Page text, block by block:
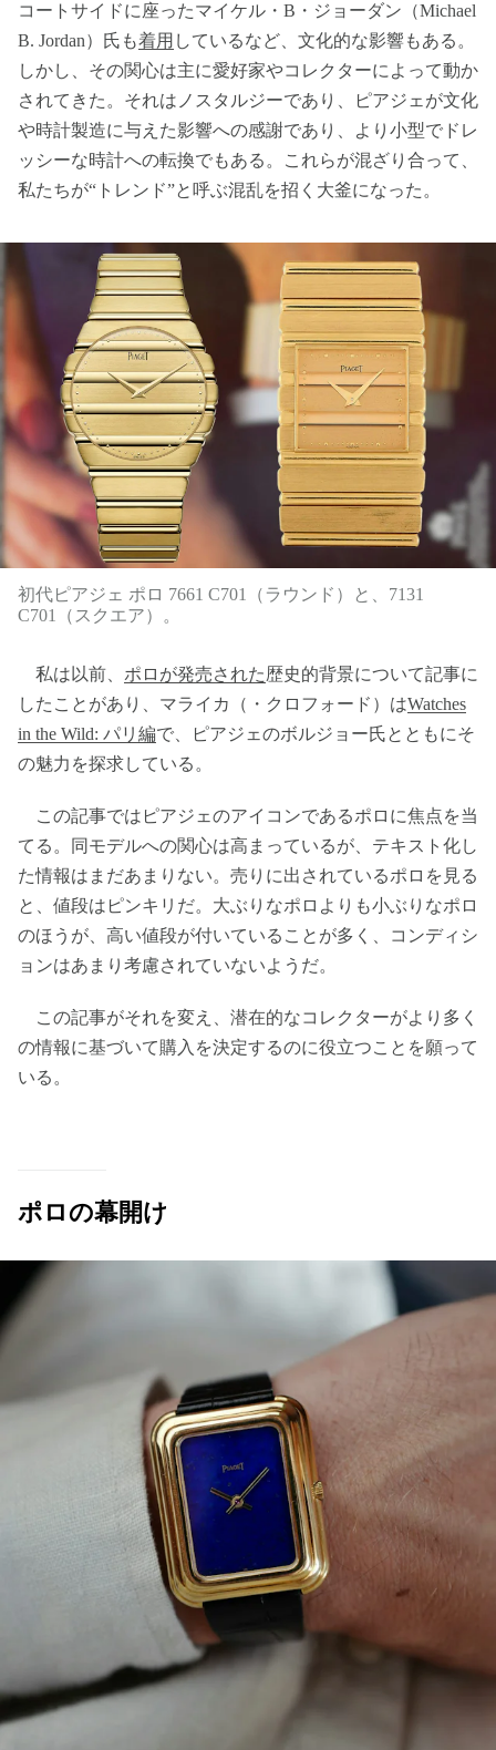
コートサイドに座ったマイケル・B・ジョーダン（Michael
B. Jordan）氏も着用 しているなど、文化的な影響もある。
しかし、その関心は主に愛好家やコレクターによって動か
されてきた。それはノスタルジーであり、ピアジェが文化
や時計製造に与えた影響への感謝であり、より小型でドレ
ッシーな時計への転換でもある。これらが混ざり合って、
私たちが“トレンド”と呼ぶ混乱を招く大釜になった。
初代ピアジェ ポロ 7661 C701（ラウンド）と、7131
C701（スクエア）。
私は以前、 ポロが発売された歴史的背景について記事に
したことがあり、マライカ（・クロフォード）はWatches
in the Wild: パリ編で、ピアジェのボルジョー氏とともにそ
の魅力を探求している。
この記事ではピアジェのアイコンであるポロに焦点を当
てる。同モデルへの関心は高まっているが、テキスト化し
た情報はまだあまりない。売りに出されているポロを見る
と、値段はピンキリだ。大ぶりなポロよりも小ぶりなポロ
のほうが、高い値段が付いていることが多く、コンディシ
ョンはあまり考慮されていないようだ。
この記事がそれを変え、潜在的なコレクターがより多く
の情報に基づいて購入を決定するのに役立つことを願って
いる。
ポロの幕開け